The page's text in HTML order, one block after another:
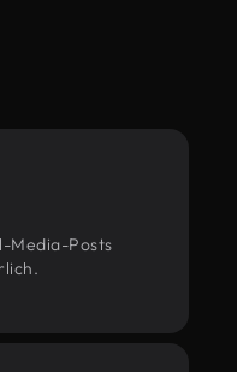
Media-Posts